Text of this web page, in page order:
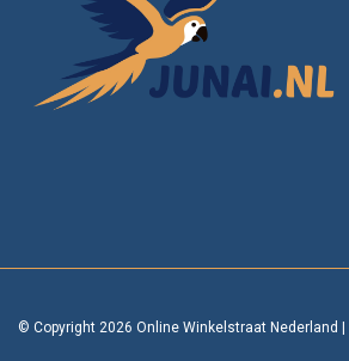
© Copyright 2026 Online Winkelstraat Nederland